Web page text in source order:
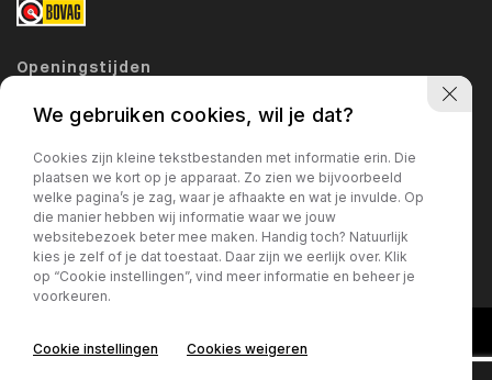
Openingstijden
Showroom
Za: 10:00 - 17:00
Zo: gesloten
Werkplaats
Ma / Vr: 09:00 - 17:00
We gebruiken cookies, wil je dat?
Cookies zijn kleine tekstbestanden met informatie erin. Die
plaatsen we kort op je apparaat. Zo zien we bijvoorbeeld
welke pagina’s je zag, waar je afhaakte en wat je invulde. Op
die manier hebben wij informatie waar we jouw
websitebezoek beter mee maken. Handig toch? Natuurlijk
kies je zelf of je dat toestaat. Daar zijn we eerlijk over. Klik
op “Cookie instellingen”, vind meer informatie en beheer je
voorkeuren.
Cookie instellingen Cookies weigeren